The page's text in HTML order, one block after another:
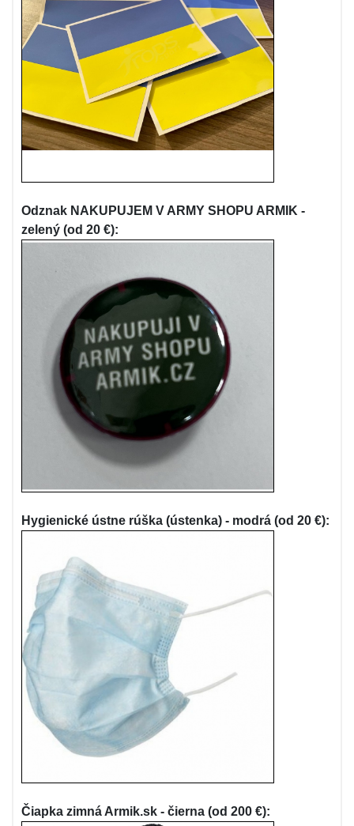
Odznak NAKUPUJEM V ARMY SHOPU ARMIK -
zelený (od 20 €):
Hygienické ústne rúška (ústenka) - modrá (od 20 €):
Čiapka zimná Armik.sk - čierna (od 200 €):